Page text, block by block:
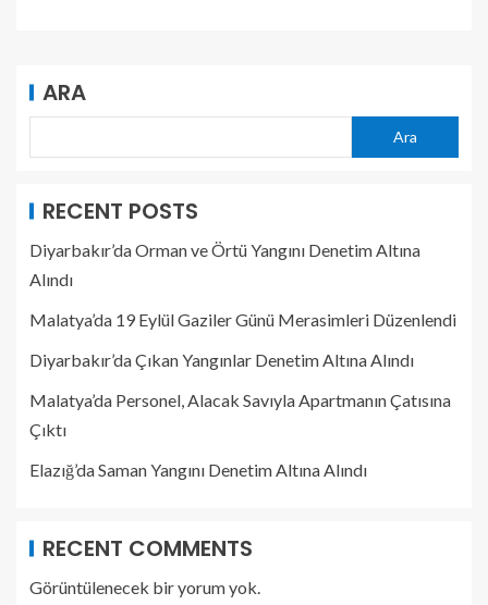
ARA
Ara
RECENT POSTS
Diyarbakır’da Orman ve Örtü Yangını Denetim Altına
Alındı
Malatya’da 19 Eylül Gaziler Günü Merasimleri Düzenlendi
Diyarbakır’da Çıkan Yangınlar Denetim Altına Alındı
Malatya’da Personel, Alacak Savıyla Apartmanın Çatısına
Çıktı
Elazığ’da Saman Yangını Denetim Altına Alındı
RECENT COMMENTS
Görüntülenecek bir yorum yok.